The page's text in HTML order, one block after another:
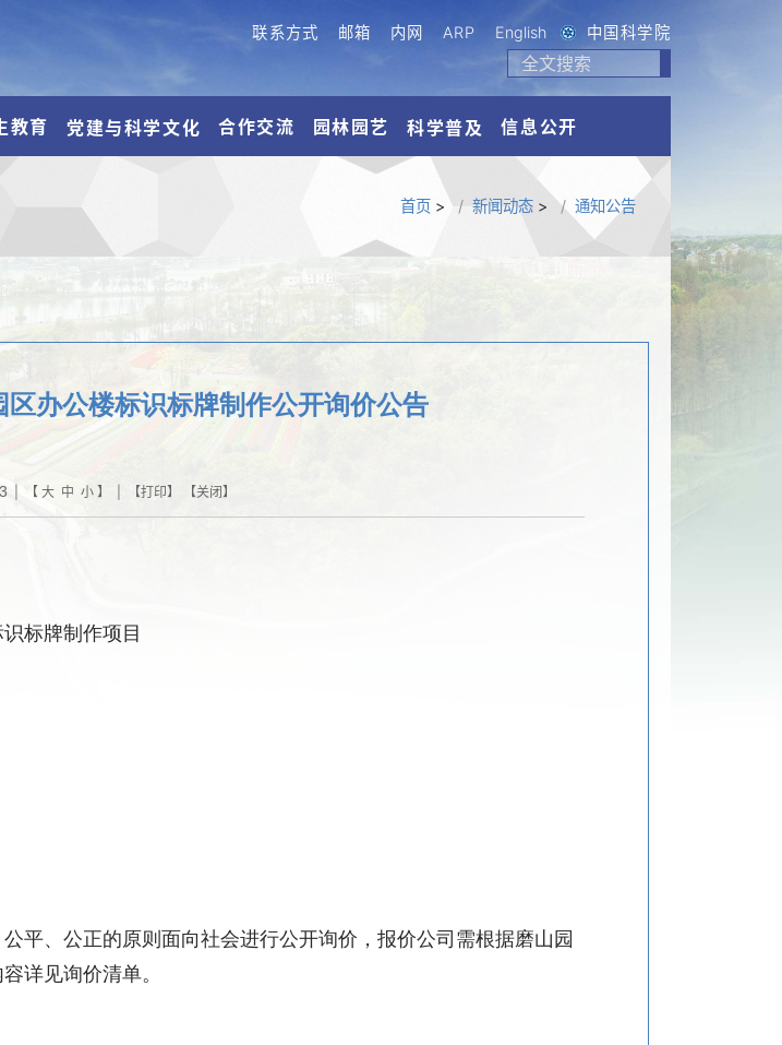
联系方式 邮箱 内网 ARP English 中国科学院
教育 党建与科学文化 合作交流 园林园艺 科学普及 信息公开
首页> 新闻动态> 通知公告
办公楼标识标牌制作公开询价公告
| 【 大 中 小】 | 【打印】 【关闭】
标牌制作项目
平、公正的原则面向社会进行公开询价，报价公司需根据磨山园
详见询价清单。